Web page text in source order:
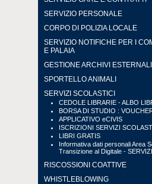
SERVIZIO PERSONALE
CORPO DI POLIZIA LOCALE
SERVIZIO NOTIFICHE PER I
E PALAIA
GESTIONE ARCHIVI
SPORTELLO ANIMALI
SERVIZI SCOLASTICI
CEDOLE LIBRARIE - ALBO
BORSA DI STUDIO :
APPLICATIVO eCIVIS
ISCRIZIONI SERVIZI
LIBRI GRATIS
Informativa dati personali Area
Transizione al Digitale -
RISCOSSIONI COATTIVE
WHISTLEBLOWING